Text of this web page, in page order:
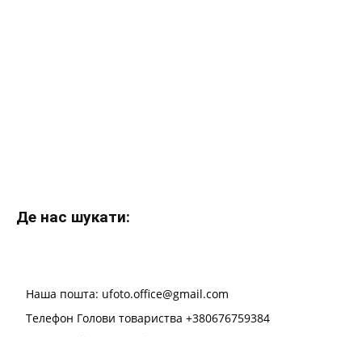
Де нас шукати:
Наша пошта: ufoto.office@gmail.com
Телефон Голови товариства +380676759384